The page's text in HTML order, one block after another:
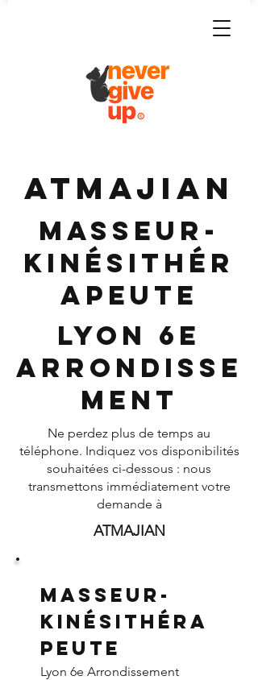
ATMAJIAN
Masseur-
Kinésithér
apeute
Lyon 6e
Arrondisse
ment
Ne perdez plus de temps au
téléphone. Indiquez vos disponibilités
souhaitées ci-dessous : nous
transmettons immédiatement votre
demande à
ATMAJIAN
Masseur-
Kinésithéra
peute
Lyon 6e Arrondissement